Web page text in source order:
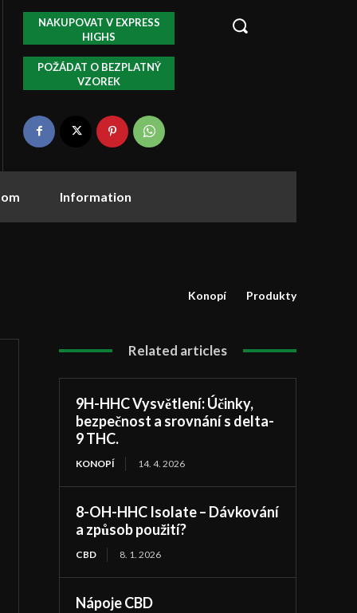
NAKUPOVAT V EXPRESS
HIGHS
POŽÁDAT O BEZPLATNÝ
VZOREK
Information
Konopí Produkty
Related articles
9H-HHC Vysvětlení: Účinky,
bezpečnost a srovnání s delta-
9 THC.
KONOPÍ 14. 4. 2026
8-OH-HHC Isolate – Dávkování
a způsob použití?
CBD 8. 1. 2026
Nápoje CBD